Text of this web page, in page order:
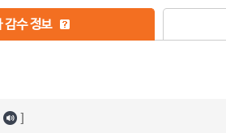
감수 정보
]